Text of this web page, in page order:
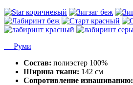
Руми
Состав: полиэстер 100%
Ширина ткани: 142 см
Сопротивление изнашиванию: